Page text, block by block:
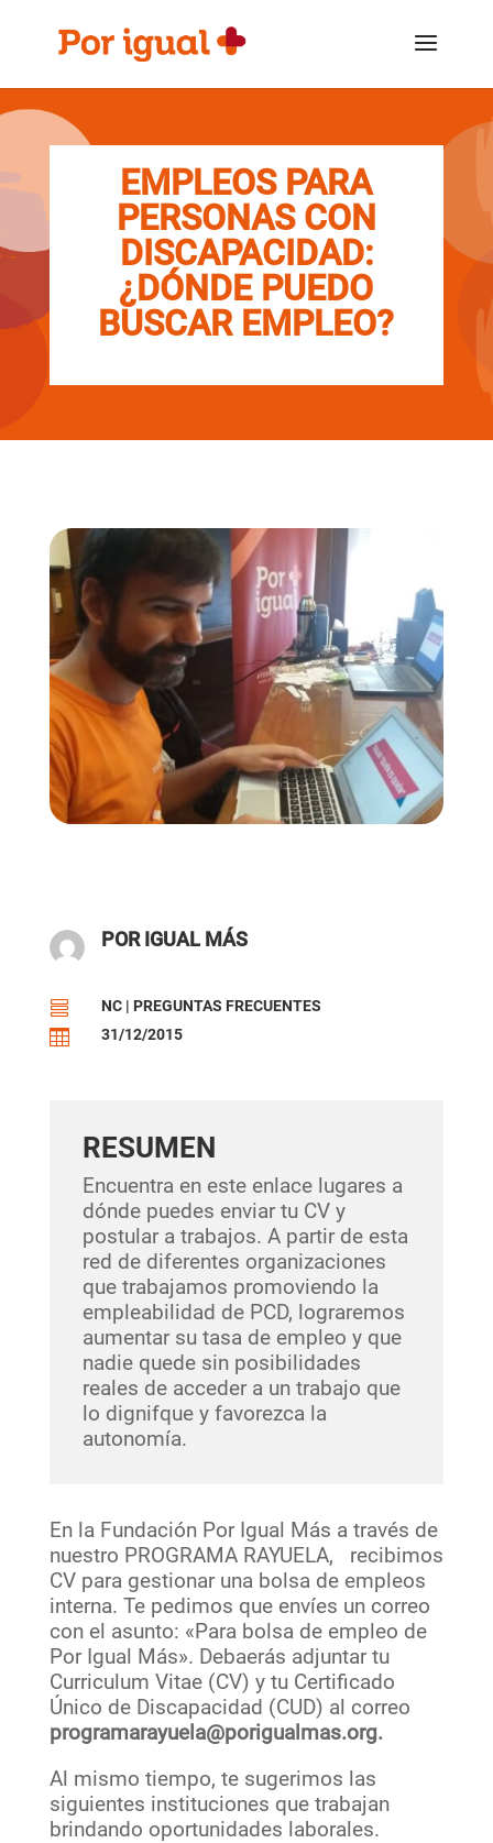
contenido
navegación
EMPLEOS PARA
PERSONAS CON
DISCAPACIDAD:
¿DÓNDE PUEDO
BUSCAR EMPLEO?
POR IGUAL MÁS
 NC| PREGUNTAS FRECUENTES
 31/12/2015
RESUMEN
Encuentra en este enlace lugares a
dónde puedes enviar tu CV y
postular a trabajos. A partir de esta
red de diferentes organizaciones
que trabajamos promoviendo la
empleabilidad de PCD, lograremos
aumentar su tasa de empleo y que
nadie quede sin posibilidades
reales de acceder a un trabajo que
lo dignifque y favorezca la
autonomía.
En la Fundación Por Igual Más a través de
nuestro PROGRAMA RAYUELA, recibimos
CV para gestionar una bolsa de empleos
interna. Te pedimos que envíes un correo
con el asunto: «Para bolsa de empleo de
Por Igual Más». Debaerás adjuntar tu
Curriculum Vitae (CV) y tu Certificado
Único de Discapacidad (CUD) al correo
programarayuela@porigualmas.org.
Al mismo tiempo, te sugerimos las
siguientes instituciones que trabajan
brindando oportunidades laborales.